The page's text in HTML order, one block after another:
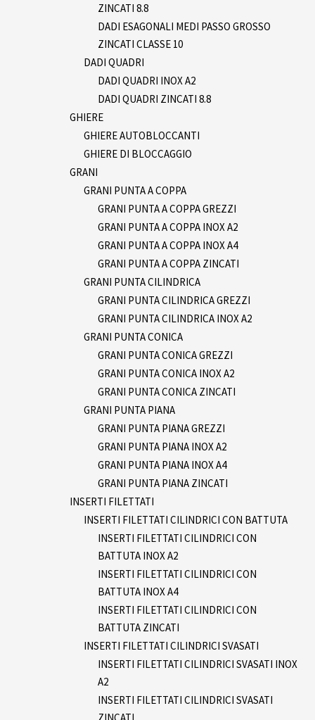
ZINCATI 8.8
DADI ESAGONALI MEDI PASSO GROSSO
ZINCATI CLASSE 10
DADI QUADRI
DADI QUADRI INOX A2
DADI QUADRI ZINCATI 8.8
GHIERE
GHIERE AUTOBLOCCANTI
GHIERE DI BLOCCAGGIO
GRANI
GRANI PUNTA A COPPA
GRANI PUNTA A COPPA GREZZI
GRANI PUNTA A COPPA INOX A2
GRANI PUNTA A COPPA INOX A4
GRANI PUNTA A COPPA ZINCATI
GRANI PUNTA CILINDRICA
GRANI PUNTA CILINDRICA GREZZI
GRANI PUNTA CILINDRICA INOX A2
GRANI PUNTA CONICA
GRANI PUNTA CONICA GREZZI
GRANI PUNTA CONICA INOX A2
GRANI PUNTA CONICA ZINCATI
GRANI PUNTA PIANA
GRANI PUNTA PIANA GREZZI
GRANI PUNTA PIANA INOX A2
GRANI PUNTA PIANA INOX A4
GRANI PUNTA PIANA ZINCATI
INSERTI FILETTATI
INSERTI FILETTATI CILINDRICI CON BATTUTA
INSERTI FILETTATI CILINDRICI CON
BATTUTA INOX A2
INSERTI FILETTATI CILINDRICI CON
BATTUTA INOX A4
INSERTI FILETTATI CILINDRICI CON
BATTUTA ZINCATI
INSERTI FILETTATI CILINDRICI SVASATI
INSERTI FILETTATI CILINDRICI SVASATI INOX
A2
INSERTI FILETTATI CILINDRICI SVASATI